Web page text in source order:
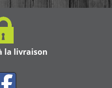
la livraison